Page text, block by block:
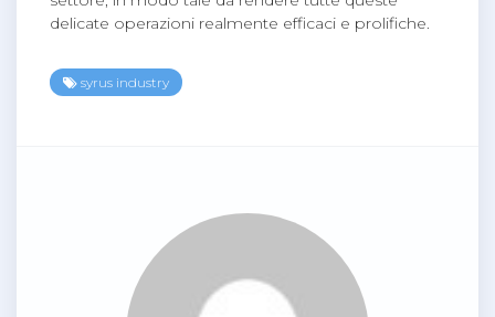
delicate operazioni realmente efficaci e prolifiche.
syrus industry